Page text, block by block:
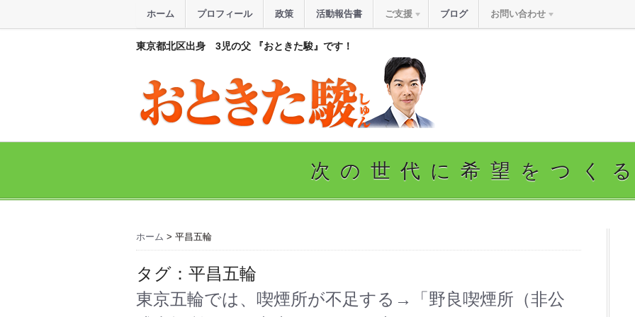
東京都北区出身 3児の父 『おときた駿』です！
ホーム プロフィール 政策 活動報告書 ご支援 ブログ お問い合わせ
次の世代に希望をつく
ホーム > 平昌五輪
タグ：平昌五輪
東京五輪では、喫煙所が不足する→「野良喫煙所（非公